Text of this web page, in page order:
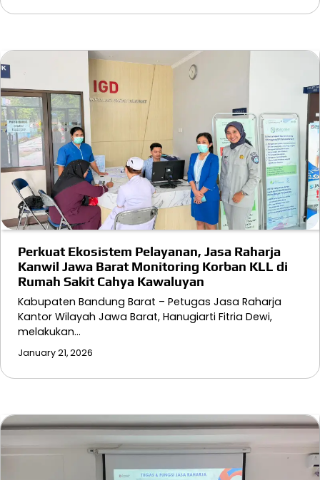
Perkuat Ekosistem Pelayanan, Jasa Raharja
Kanwil Jawa Barat Monitoring Korban KLL di
Rumah Sakit Cahya Kawaluyan
Kabupaten Bandung Barat – Petugas Jasa Raharja
Kantor Wilayah Jawa Barat, Hanugiarti Fitria Dewi,
melakukan…
January 21, 2026